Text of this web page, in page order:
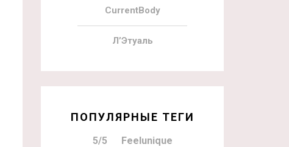
CurrentBody
Л’Этуаль
ПОПУЛЯРНЫЕ ТЕГИ
5/5 Feelunique